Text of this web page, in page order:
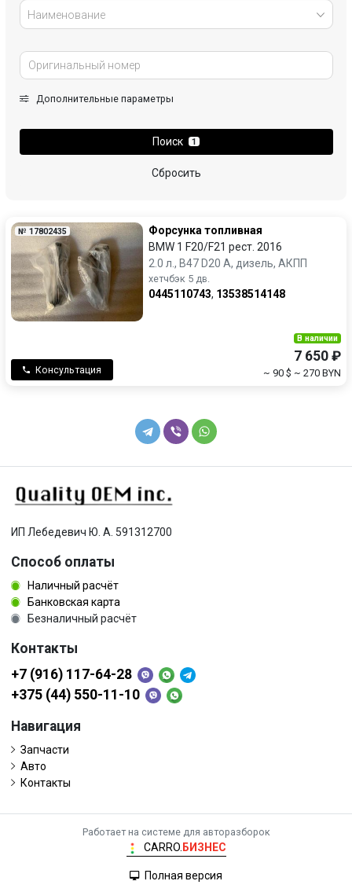
Наименование
Дополнительные параметры
Поиск 1
Сбросить
№ 17802435
Форсунка топливная
BMW 1 F20/F21 рест. 2016
2.0 л., B47 D20 A, дизель, АКПП
хетчбэк 5 дв.
0445110743, 13538514148
Консультация
В наличии
7 650 ₽
~ 90 $ ~ 270 BYN
ИП Лебедевич Ю. А. 591312700
Способ оплаты
Наличный расчёт
Банковская карта
Безналичный расчёт
Контакты
+7 (916) 117-64-28
+375 (44) 550-11-10
Навигация
Запчасти
Авто
Контакты
Работает на системе для авторазборок
CARRO. БИЗНЕС
Полная версия